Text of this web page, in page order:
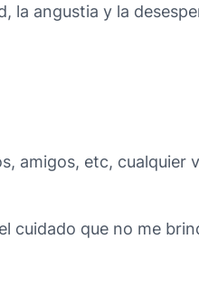
la angustia y la
amigos, etc, cualquier
cuidado que no me